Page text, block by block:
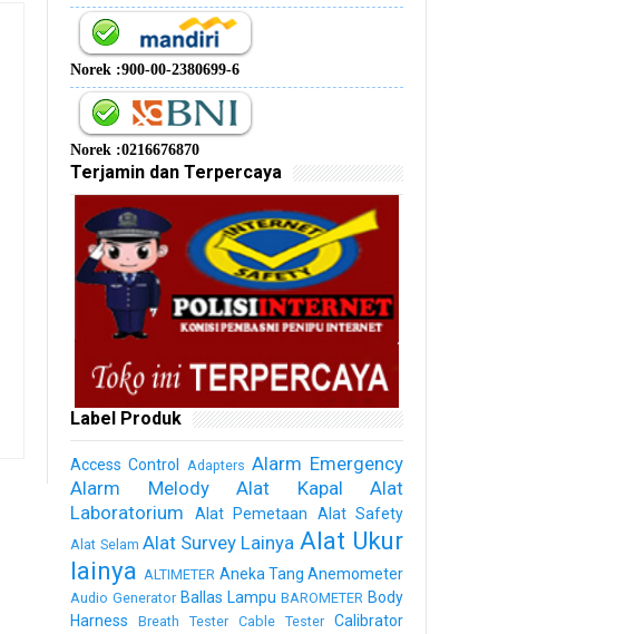
Norek :900-00-2380699-6
Norek :0216676870
Terjamin dan Terpercaya
Label Produk
Access Control Adapters Alarm Emergency
Alarm Melody
Alat Kapal
Alat
Laboratorium
Alat Pemetaan Alat Safety
Alat Selam Alat Survey Lainya Alat Ukur
lainya ALTIMETER Aneka Tang Anemometer
Audio Generator Ballas Lampu BAROMETER Body
Harness
Breath Tester Cable Tester
Calibrator